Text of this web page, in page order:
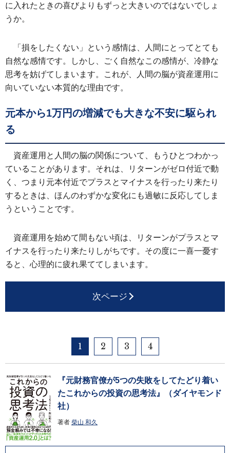
に入れたときの喜びよりもずっと大きいのではないでしょ
うか。
「損をしたくない」という感情は、人間にとってとても
自然な感情です。しかし、ごく自然なこの感情が、冷静な
思考を妨げてしまいます。これが、人間の脳が資産運用に
向いていない本質的な理由です。
元本から1万円の増減でも大きな不安に駆られ
る
資産運用と人間の脳の関係について、もうひとつわかっ
ていることがあります。それは、リターンがゼロ付近で動
く、つまり元本付近でプラスとマイナスを行ったり来たり
するときは、ほんのわずかな変化にも過敏に反応してしま
うということです。
資産運用を始めて間もない頃は、リターンがプラスとマ
イナスを行ったり来たりしがちです。その度に一喜一憂す
ると、心理的に疲れ果ててしまいます。
次ページ
1 2 3 4
『元財務官僚が5つの失敗をしてたどり着い
たこれからの投資の思考法』（ダイヤモンド
社）
著者 柴山 和久